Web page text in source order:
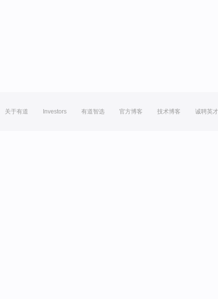
关于有道 Investors 有道智选 官方博客 技术博客 诚聘英才